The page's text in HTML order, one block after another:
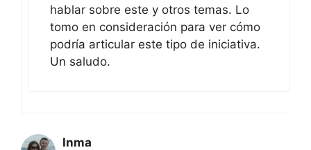
hablar sobre este y otros temas. Lo
tomo en consideración para ver cómo
podría articular este tipo de iniciativa.
Un saludo.
Inma